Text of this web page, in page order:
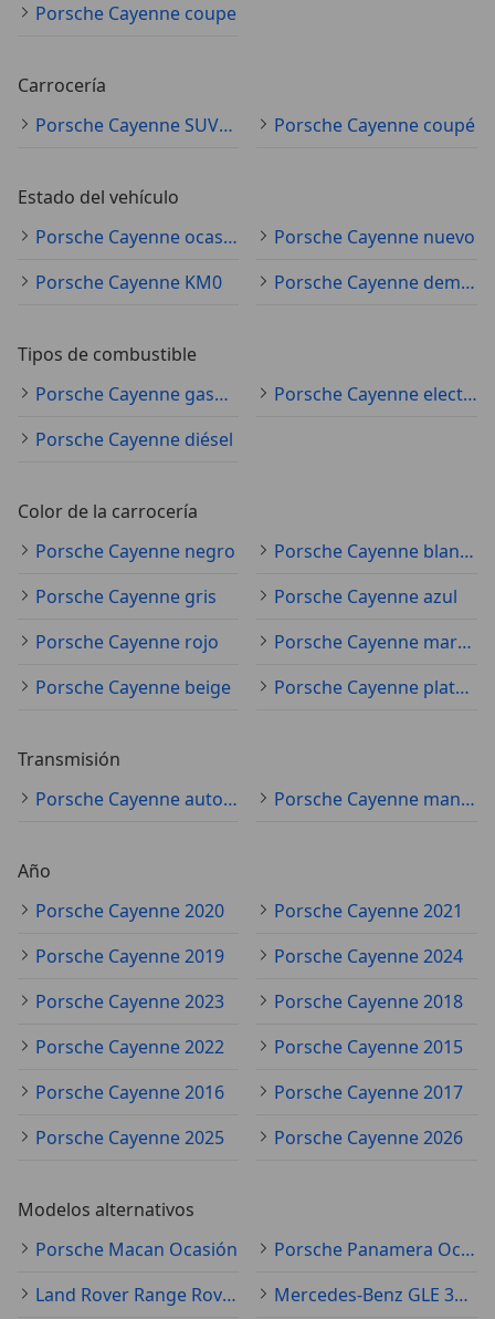
Porsche Cayenne coupe
Carrocería
Porsche Cayenne SUV/4x4/pickup
Porsche Cayenne coupé
Estado del vehículo
Porsche Cayenne ocasión
Porsche Cayenne nuevo
Porsche Cayenne KM0
Porsche Cayenne demostración
Tipos de combustible
Porsche Cayenne gasolina
Porsche Cayenne electro/gasolina
Porsche Cayenne diésel
Color de la carrocería
Porsche Cayenne negro
Porsche Cayenne blanco
Porsche Cayenne gris
Porsche Cayenne azul
Porsche Cayenne rojo
Porsche Cayenne marrón
Porsche Cayenne beige
Porsche Cayenne plateado
Transmisión
Porsche Cayenne automático
Porsche Cayenne manual
Año
Porsche Cayenne 2020
Porsche Cayenne 2021
Porsche Cayenne 2019
Porsche Cayenne 2024
Porsche Cayenne 2023
Porsche Cayenne 2018
Porsche Cayenne 2022
Porsche Cayenne 2015
Porsche Cayenne 2016
Porsche Cayenne 2017
Porsche Cayenne 2025
Porsche Cayenne 2026
Modelos alternativos
Porsche Macan Ocasión
Porsche Panamera Ocasión
Land Rover Range Rover Evoque Ocasión
Mercedes-Benz GLE 350 Ocasión